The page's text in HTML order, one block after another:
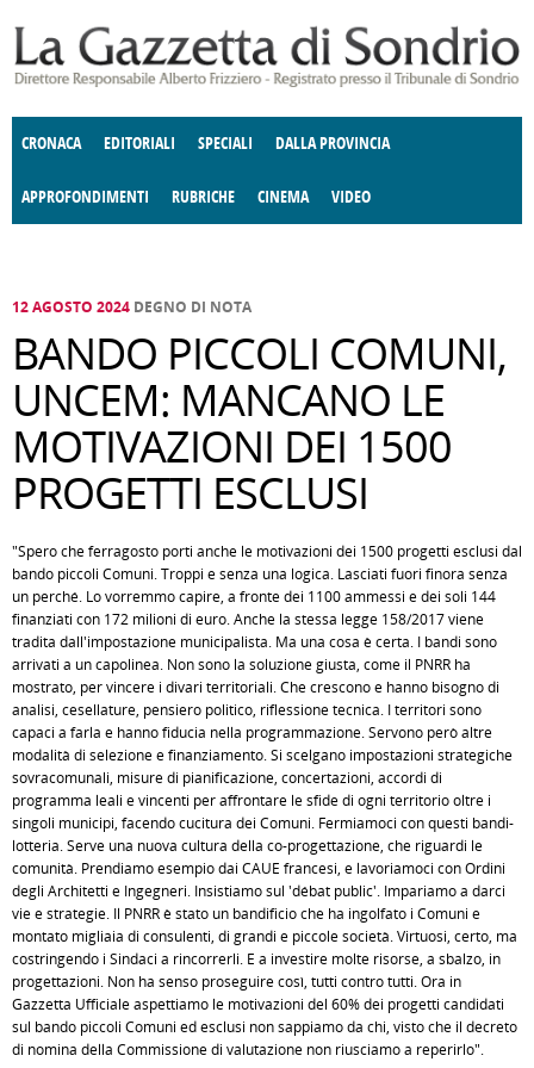
CRONACA EDITORIALI SPECIALI DALLA PROVINCIA
APPROFONDIMENTI
E SPETTACOLI POLITICA
RUBRICHE
DELLE IDEE FATTI DELLO SPIRITO
CINEMA VIDEO
12 AGOSTO 2024 DEGNO DI NOTA
BANDO PICCOLI COMUNI,
UNCEM: MANCANO LE
MOTIVAZIONI DEI 1500
PROGETTI ESCLUSI
"Spero che ferragosto porti anche le motivazioni dei 1500 progetti esclusi dal
bando piccoli Comuni. Troppi e senza una logica. Lasciati fuori finora senza
un perché. Lo vorremmo capire, a fronte dei 1100 ammessi e dei soli 144
finanziati con 172 milioni di euro. Anche la stessa legge 158/2017 viene
tradita dall'impostazione municipalista. Ma una cosa è certa. I bandi sono
arrivati a un capolinea. Non sono la soluzione giusta, come il PNRR ha
mostrato, per vincere i divari territoriali. Che crescono e hanno bisogno di
analisi, cesellature, pensiero politico, riflessione tecnica. I territori sono
capaci a farla e hanno fiducia nella programmazione. Servono però altre
modalità di selezione e finanziamento. Si scelgano impostazioni strategiche
sovracomunali, misure di pianificazione, concertazioni, accordi di
programma leali e vincenti per affrontare le sfide di ogni territorio oltre i
singoli municipi, facendo cucitura dei Comuni. Fermiamoci con questi bandi-
lotteria. Serve una nuova cultura della co-progettazione, che riguardi le
comunità. Prendiamo esempio dai CAUE francesi, e lavoriamoci con Ordini
degli Architetti e Ingegneri. Insistiamo sul 'débat public'. Impariamo a darci
vie e strategie. Il PNRR è stato un bandificio che ha ingolfato i Comuni e
montato migliaia di consulenti, di grandi e piccole società. Virtuosi, certo, ma
costringendo i Sindaci a rincorrerli. E a investire molte risorse, a sbalzo, in
progettazioni. Non ha senso proseguire così, tutti contro tutti. Ora in
Gazzetta Ufficiale aspettiamo le motivazioni del 60% dei progetti candidati
sul bando piccoli Comuni ed esclusi non sappiamo da chi, visto che il decreto
di nomina della Commissione di valutazione non riusciamo a reperirlo".